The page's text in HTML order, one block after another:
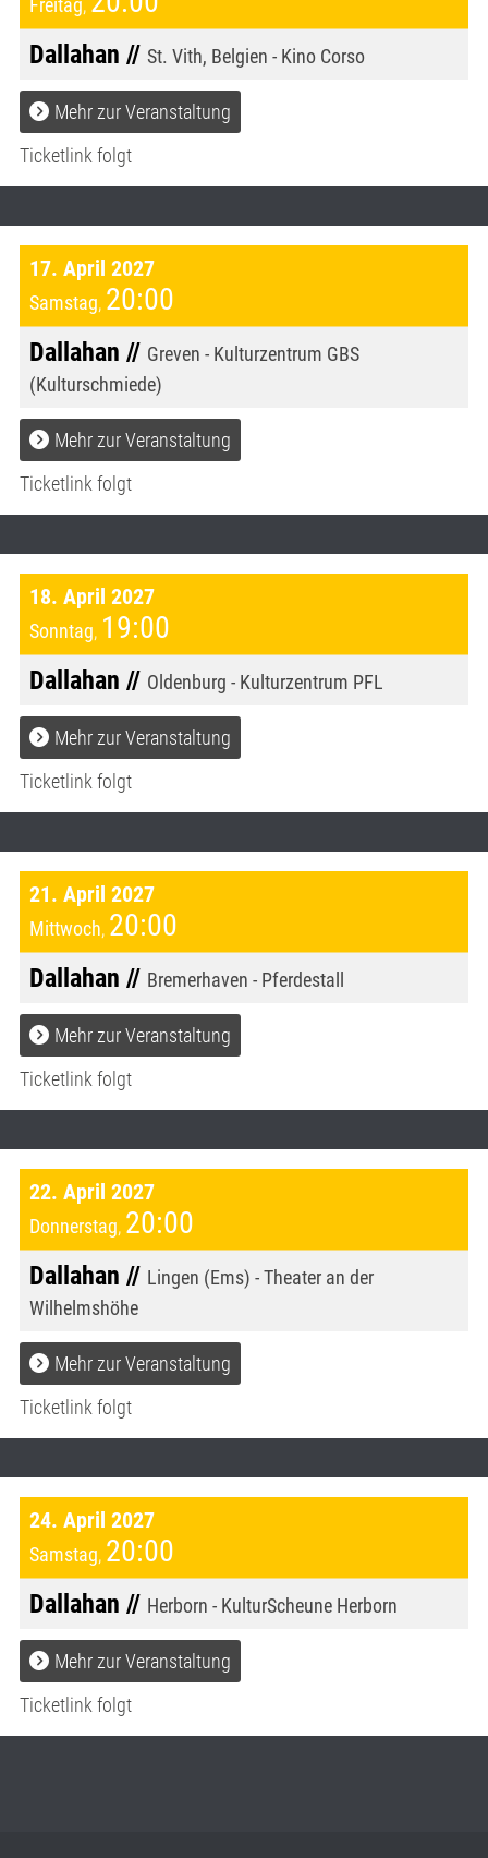
Dallahan // St. Vith, Belgien - Kino Corso
Mehr zur Veranstaltung
Ticketlink folgt
17. April 2027
Samstag, 20:00
Dallahan // Greven - Kulturzentrum GBS
(Kulturschmiede)
Mehr zur Veranstaltung
Ticketlink folgt
18. April 2027
Sonntag, 19:00
Dallahan // Oldenburg - Kulturzentrum PFL
Mehr zur Veranstaltung
Ticketlink folgt
21. April 2027
Mittwoch, 20:00
Dallahan // Bremerhaven - Pferdestall
Mehr zur Veranstaltung
Ticketlink folgt
22. April 2027
Donnerstag, 20:00
Dallahan // Lingen (Ems) - Theater an der
Wilhelmshöhe
Mehr zur Veranstaltung
Ticketlink folgt
24. April 2027
Samstag, 20:00
Dallahan // Herborn - KulturScheune Herborn
Mehr zur Veranstaltung
Ticketlink folgt